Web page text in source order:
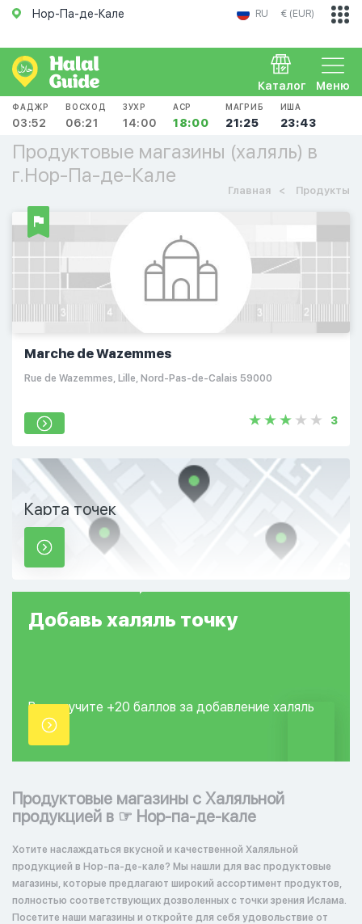
Нор-Па-де-Кале RU € (EUR)
Меню
Каталог
ФАДЖР
03:52
ВОСХОД
06:21
ЗУХР
14:00
АСР
18:00
МАГРИБ
21:25
ИША
23:43
Продуктовые магазины (халяль) в
г.Нор-Па-де-Кале
Главная Продукты
Marche de Wazemmes
Rue de Wazemmes, Lille, Nord-Pas-de-Calais 59000
3
Карта точек
Добавь халяль точку
Вы получите +20 баллов за добавление халяль
точки.
Продуктовые магазины с Халяльной
продукцией в ☞ Нор-па-де-кале
Хотите наслаждаться вкусной и качественной Халяльной
продукцией в Нор-па-де-кале? Мы нашли для вас продуктовые
магазины, которые предлагают широкий ассортимент продуктов,
полностью соответствующих дозволенных с точки зрения Ислама.
Посетите наши магазины и откройте для себя удовольствие от